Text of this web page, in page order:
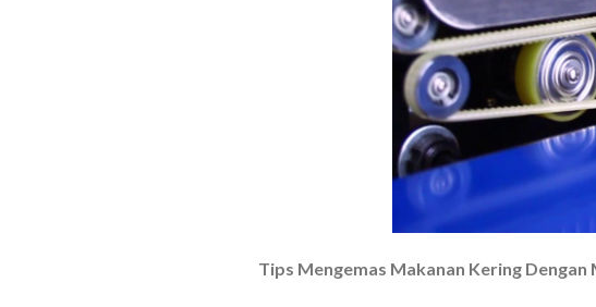
Tips Mengemas Makanan Kering Dengan